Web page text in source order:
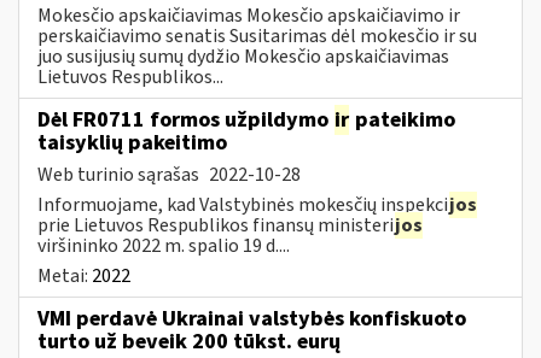
Mokesčio apskaičiavimas Mokesčio apskaičiavimo ir
perskaičiavimo senatis Susitarimas dėl mokesčio ir su
juo susijusių sumų dydžio Mokesčio apskaičiavimas
Lietuvos Respublikos...
Dėl FR0711 formos užpildymo ir pateikimo
taisyklių pakeitimo
Web turinio sąrašas 2022-10-28
Informuojame, kad Valstybinės mokesčių inspekcijos
prie Lietuvos Respublikos finansų ministerijos
viršininko 2022 m. spalio 19 d....
Metai: 2022
VMI perdavė Ukrainai valstybės konfiskuoto
turto už beveik 200 tūkst. eurų